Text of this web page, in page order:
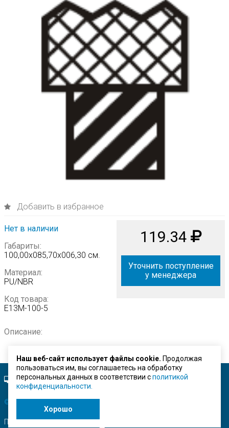
Добавить в избранное
Нет в наличии
Габариты:
100,00х085,70х006,30 см.
Материал:
PU/NBR
Код товара:
Е13М-100-5
119.34
Уточнить поступление
у менеджера
Описание:
Полная версия сайта.
© ЗАО "Строймашсервис"
Поисковое продвижение
Наш веб-сайт использует файлы cookie. Продолжая
пользоваться им, вы соглашаетесь на обработку
персональных данных в соответствии сполитикой
конфиденциальности.
Хорошо